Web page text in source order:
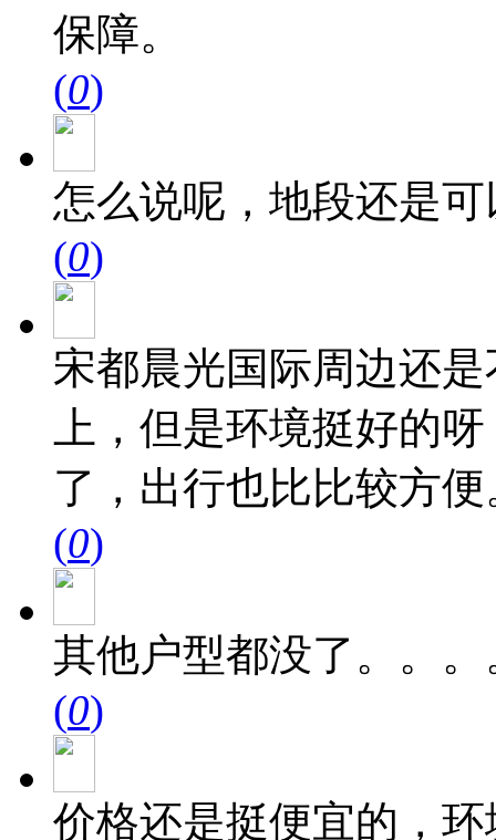
保障。
(0)
怎么说呢，地段还是
(0)
宋都晨光国际周边还
上，但是环境挺好的
了，出行也比比较方便
(0)
其他户型都没了。。
(0)
价格还是挺便宜的，